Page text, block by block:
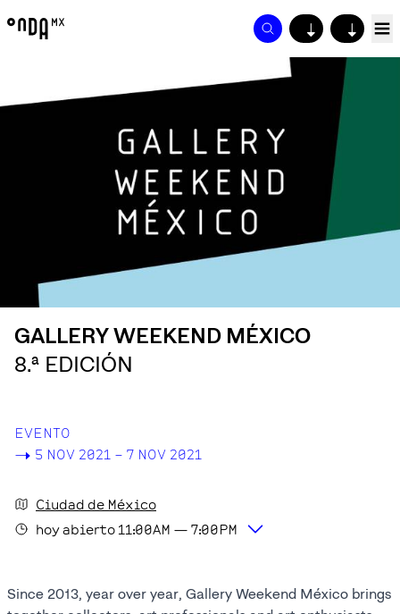
↓ ↓
GALLERY WEEKEND MÉXICO
8.ª EDICIÓN
EVENTO
-> 5 NOV 2021 – 7 NOV 2021
Ciudad de México
hoyabierto 11:00AM — 7:00PM
Since 2013, year over year, Gallery Weekend México brings